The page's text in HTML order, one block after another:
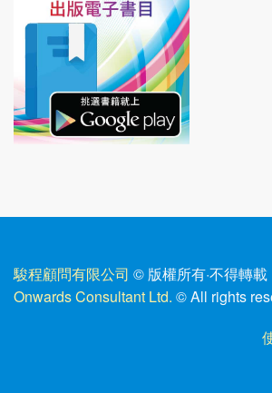
駿程顧問有限公司 © 版權所有·不得轉載
Onwards Consultant Ltd. © All rights